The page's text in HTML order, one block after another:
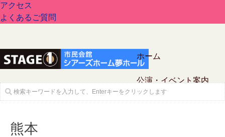
アクセス
よくあるご質問
ホーム
公演・イベント案内
熊本